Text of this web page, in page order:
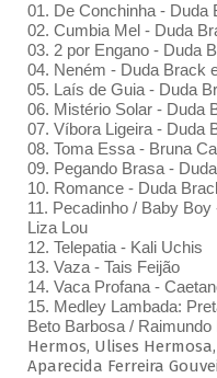
01. De Conchinha - Duda
02. Cumbia Mel - Duda
03. 2 por Engano - Duda
04. Neném - Duda Brack
05. Laís de Guia - Duda
06. Mistério Solar - Duda
07. Víbora Ligeira - Duda
08. Toma Essa - Bruna
09. Pegando Brasa -
10. Romance - Duda
11. Pecadinho / Baby
Liza Lou
12. Telepatia - Kali Uchis
13. Vaza - Tais Feijão
14. Vaca Profana -
15. Medley Lambada:
Beto Barbosa / Raimundo
Hermos, Ulises
Aparecida Ferreira